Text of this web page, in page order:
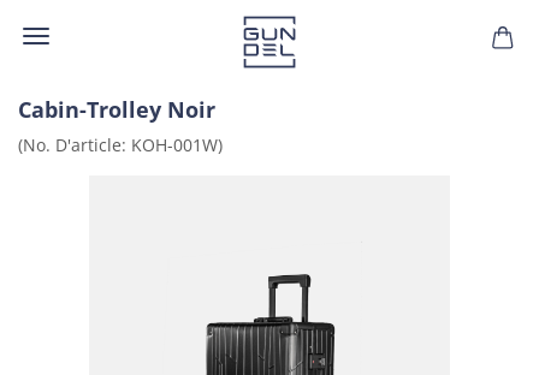
Cabin-​Trolley Noir
(No. D'ar­ticle: KOH-​001W)